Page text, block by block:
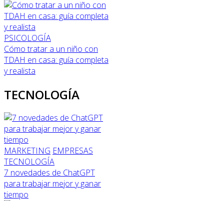
PSICOLOGÍA
Cómo tratar a un niño con
TDAH en casa: guía completa
y realista
TECNOLOGÍA
MARKETING EMPRESAS
TECNOLOGÍA
7 novedades de ChatGPT
para trabajar mejor y ganar
tiempo